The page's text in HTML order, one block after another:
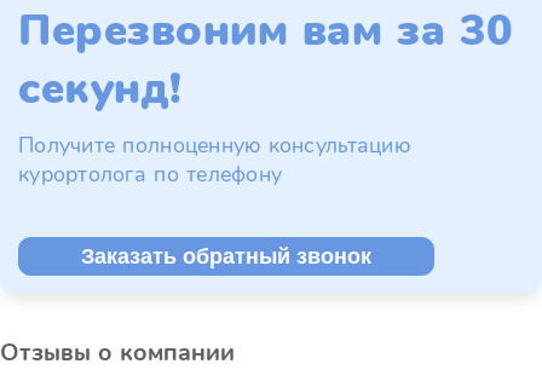
Перезвоним вам за 30
секунд!
Получите полноценную консультацию
курортолога по телефону
Заказать обратный звонок
Отзывы о компании